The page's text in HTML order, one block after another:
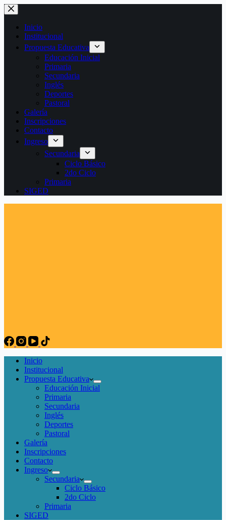
Saltar
al
contenido
Inicio
Institucional
Propuesta Educativa
Educación Inicial
Primaria
Secundaria
Inglés
Deportes
Pastoral
Galería
Inscripciones
Contacto
Ingreso
Secundaria
Ciclo Básico
2do Ciclo
Primaria
SIGED
Inicio
Institucional
Propuesta Educativa
Educación Inicial
Primaria
Secundaria
Inglés
Deportes
Pastoral
Galería
Inscripciones
Contacto
Ingreso
Secundaria
Ciclo Básico
2do Ciclo
Primaria
SIGED